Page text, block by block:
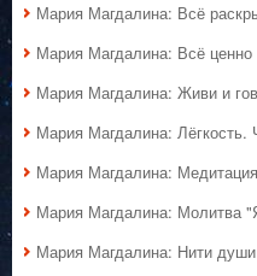
Мария Магдалина: Всё
Мария Магдалина: Всё
Мария Магдалина: Живи и
Мария Магдалина: Лёгкость.
Мария Магдалина:
Мария Магдалина: Молитва
Мария Магдалина: Нити души